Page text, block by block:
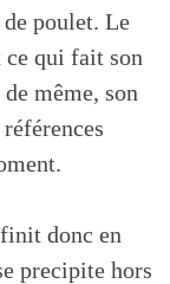
poulet. Le
ce qui fait son
même, son
donc en
precipite hors